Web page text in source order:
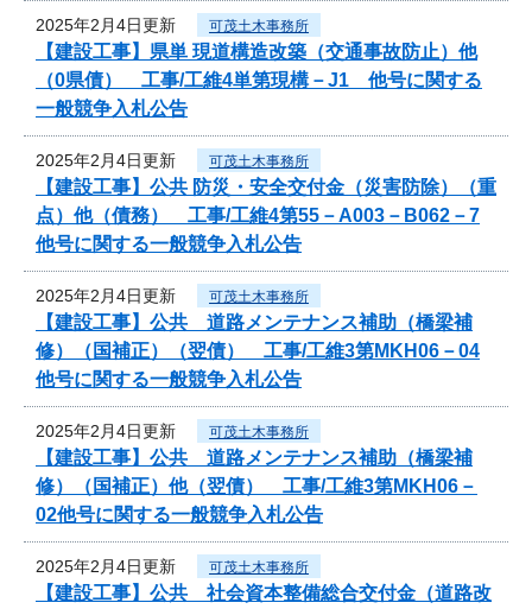
2025年2月4日更新 可茂土木事務所
【建設工事】県単 現道構造改築（交通事故防止）他
（0県債） 工事/工維4単第現構－J1 他号に関する
一般競争入札公告
2025年2月4日更新 可茂土木事務所
【建設工事】公共 防災・安全交付金（災害防除）（重
点）他（債務） 工事/工維4第55－A003－B062－7
他号に関する一般競争入札公告
2025年2月4日更新 可茂土木事務所
【建設工事】公共 道路メンテナンス補助（橋梁補
修）（国補正）（翌債） 工事/工維3第MKH06－04
他号に関する一般競争入札公告
2025年2月4日更新 可茂土木事務所
【建設工事】公共 道路メンテナンス補助（橋梁補
修）（国補正）他（翌債） 工事/工維3第MKH06－
02他号に関する一般競争入札公告
2025年2月4日更新 可茂土木事務所
【建設工事】公共 社会資本整備総合交付金（道路改